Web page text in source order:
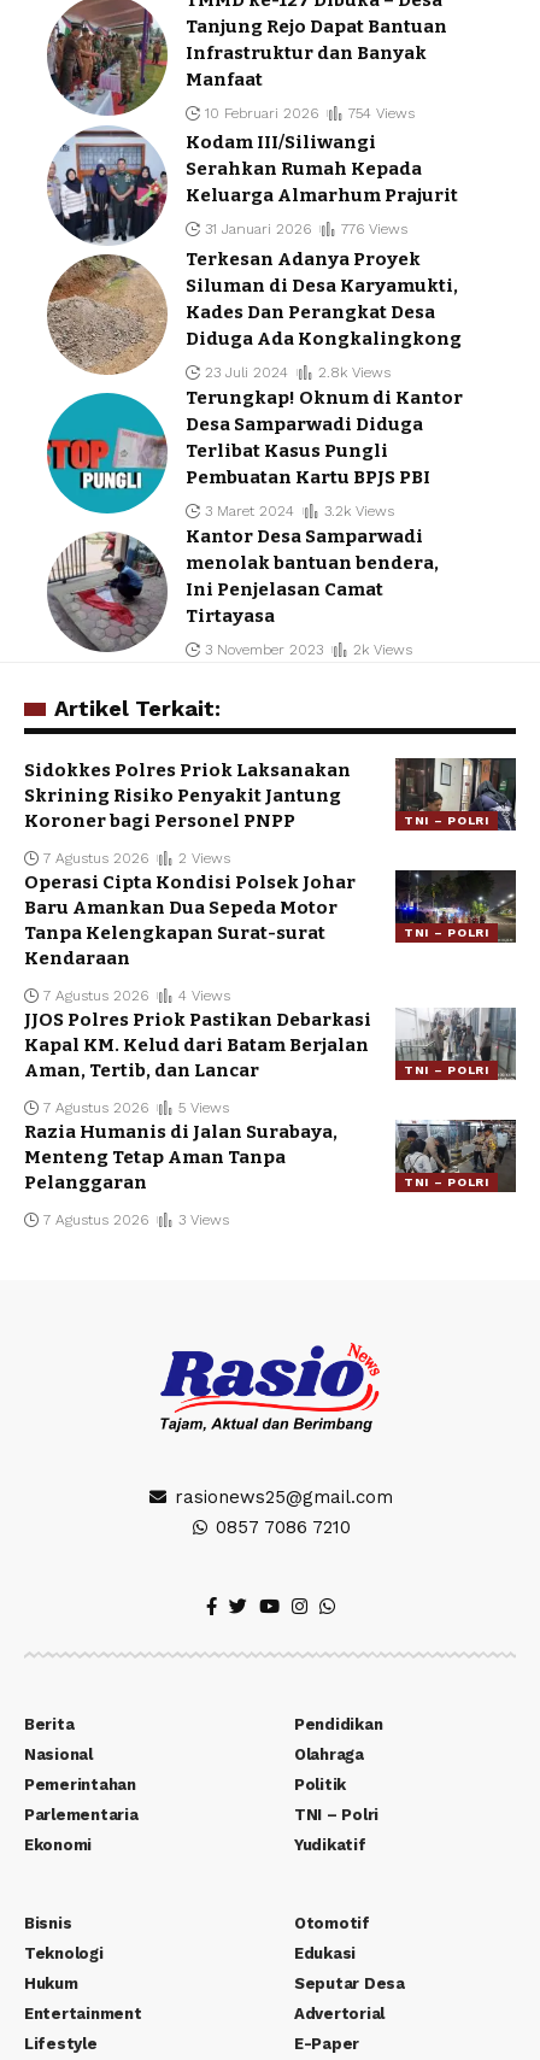
Tanjung Rejo Dapat Bantuan
Infrastruktur dan Banyak
Manfaat
10 Februari 2026 754 Views
Kodam III/Siliwangi
Serahkan Rumah Kepada
Keluarga Almarhum Prajurit
31 Januari 2026 776 Views
Terkesan Adanya Proyek
Siluman di Desa Karyamukti,
Kades Dan Perangkat Desa
Diduga Ada Kongkalingkong
23 Juli 2024 2.8k Views
Terungkap! Oknum di Kantor
Desa Samparwadi Diduga
Terlibat Kasus Pungli
Pembuatan Kartu BPJS PBI
3 Maret 2024 3.2k Views
Kantor Desa Samparwadi
menolak bantuan bendera,
Ini Penjelasan Camat
Tirtayasa
3 November 2023 2k Views
Artikel Terkait:
TNI – POLRI
Sidokkes Polres Priok Laksanakan
Skrining Risiko Penyakit Jantung
Koroner bagi Personel PNPP
7 Agustus 2026 2 Views
TNI – POLRI
Operasi Cipta Kondisi Polsek Johar
Baru Amankan Dua Sepeda Motor
Tanpa Kelengkapan Surat-surat
Kendaraan
7 Agustus 2026 4 Views
TNI – POLRI
JJOS Polres Priok Pastikan Debarkasi
Kapal KM. Kelud dari Batam Berjalan
Aman, Tertib, dan Lancar
7 Agustus 2026 5 Views
TNI – POLRI
Razia Humanis di Jalan Surabaya,
Menteng Tetap Aman Tanpa
Pelanggaran
7 Agustus 2026 3 Views
rasionews25@gmail.com
0857 7086 7210
Berita
Nasional
Pemerintahan
Parlementaria
Ekonomi
Pendidikan
Olahraga
Politik
TNI – Polri
Yudikatif
Bisnis
Teknologi
Hukum
Entertainment
Lifestyle
Otomotif
Edukasi
Seputar Desa
Advertorial
E-Paper